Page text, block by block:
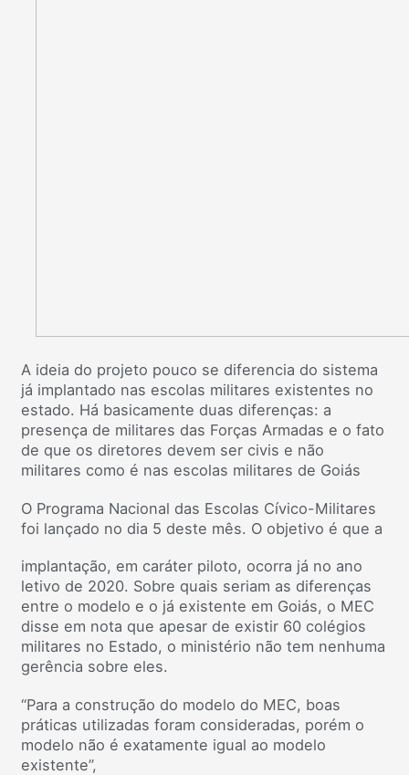
A ideia do projeto pouco se diferencia do sistema
já implantado nas escolas militares existentes no
estado. Há basicamente duas diferenças: a
presença de militares das Forças Armadas e o fato
de que os diretores devem ser civis e não
militares como é nas escolas militares de Goiás
O Programa Nacional das Escolas Cívico-Militares
foi lançado no dia 5 deste mês. O objetivo é que a
implantação, em caráter piloto, ocorra já no ano
letivo de 2020. Sobre quais seriam as diferenças
entre o modelo e o já existente em Goiás, o MEC
disse em nota que apesar de existir 60 colégios
militares no Estado, o ministério não tem nenhuma
gerência sobre eles.
“Para a construção do modelo do MEC, boas
práticas utilizadas foram consideradas, porém o
modelo não é exatamente igual ao modelo
existente”,